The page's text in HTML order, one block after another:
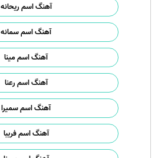
آهنگ اسم ریحانه
آهنگ اسم سمانه
آهنگ اسم مینا
آهنگ اسم رعنا
آهنگ اسم سمیرا
آهنگ اسم فریبا